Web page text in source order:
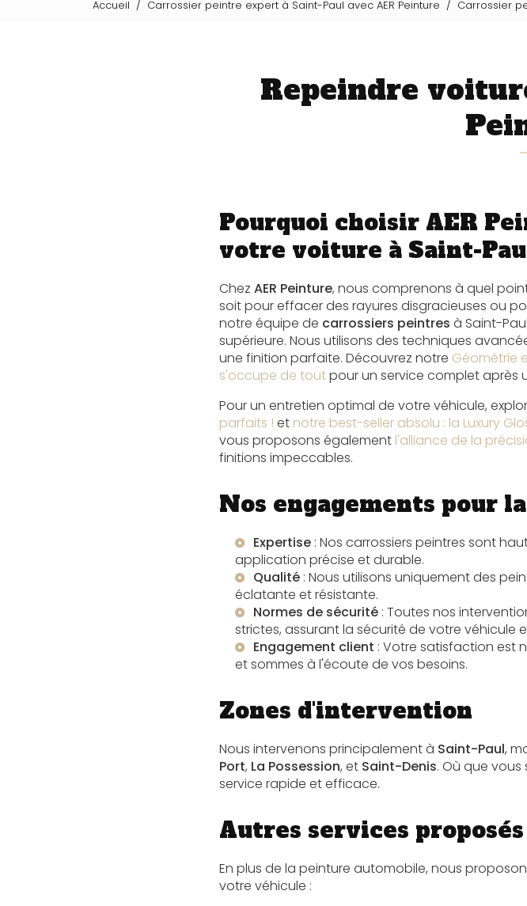
Accueil Carrossier peintre expert à Saint-Paul avec AER Peinture Carrossier
Repeindre
Pourquoi choisir AER
votre voiture à Saint-
Chez AER Peinture, nous comprenons à quel
soit pour effacer des rayures disgracieuses ou
notre équipe de carrossiers peintres à Saint-
supérieure. Nous utilisons des techniques
une finition parfaite. Découvrez notre Géométrie
s'occupe de toutpour un service complet après
Pour un entretien optimal de votre véhicule,
parfaits ! et notre best-seller absolu : la Luxury
vous proposons également l'alliance de la
finitions impeccables.
Nos engagements pour
Expertise : Nos carrossiers peintres sont
application précise et durable.
Qualité : Nous utilisons uniquement des
éclatante et résistante.
Normes de sécurité : Toutes nos
strictes, assurant la sécurité de votre véhicule
Engagement client : Votre satisfaction est
et sommes à l'écoute de vos besoins.
Zones d'intervention
Nous intervenons principalement à Saint-Paul,
Port, La Possession, et Saint-Denis. Où que
service rapide et efficace.
Autres services
En plus de la peinture automobile, nous
votre véhicule :